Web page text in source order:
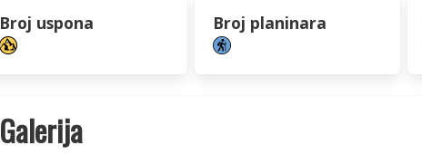
Broj uspona Broj planinara
Galerija